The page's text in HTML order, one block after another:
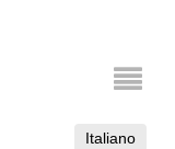
Italiano